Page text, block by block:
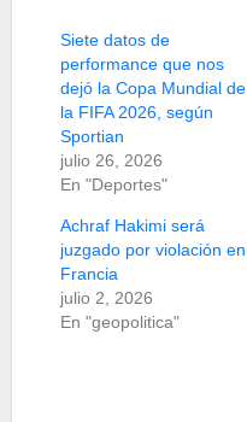
Siete datos de
performance que nos
dejó la Copa Mundial de
la FIFA 2026, según
Sportian
julio 26, 2026
En "Deportes"
Achraf Hakimi será
juzgado por violación en
Francia
julio 2, 2026
En "geopolitica"